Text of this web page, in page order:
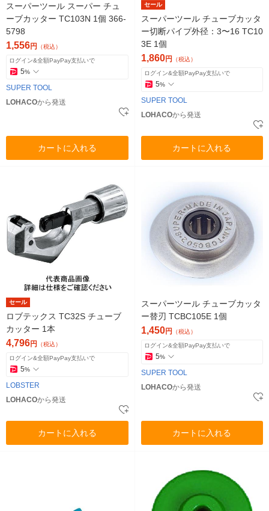
スーパーツール スーパー チュ
ーブカッター TC103N 1個 366-
5798
1,556円 （税込）
ログイン&全額PayPay支払いで
5%
SUPER TOOL
LOHACOから発送
カートに入れる
セール
スーパーツール チューブカッタ
ー切断パイプ外径：3〜16 TC10
3E 1個
1,860円 （税込）
ログイン&全額PayPay支払いで
5%
SUPER TOOL
LOHACOから発送
カートに入れる
セール
ロブテックス TC32S チューブ
カッター 1本
4,796円 （税込）
ログイン&全額PayPay支払いで
5%
LOBSTER
LOHACOから発送
カートに入れる
スーパーツール チューブカッタ
ー替刃 TCBC105E 1個
1,450円 （税込）
ログイン&全額PayPay支払いで
5%
SUPER TOOL
LOHACOから発送
カートに入れる